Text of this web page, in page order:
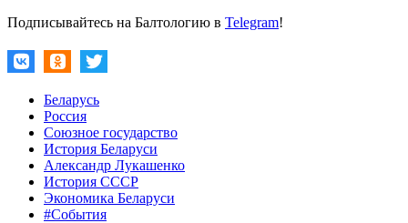
Подписывайтесь на Балтологию в Telegram!
Беларусь
Россия
Союзное государство
История Беларуси
Александр Лукашенко
История СССР
Экономика Беларуси
#События